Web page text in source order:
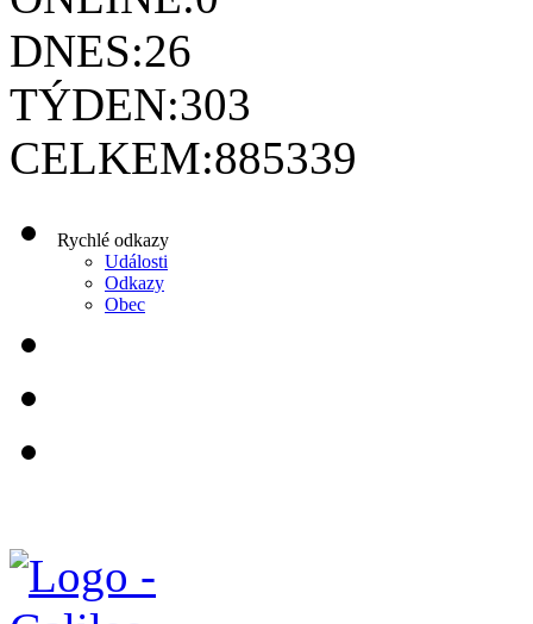
DNES:26
TÝDEN:303
CELKEM:885339
Rychlé odkazy
Události
Odkazy
Obec